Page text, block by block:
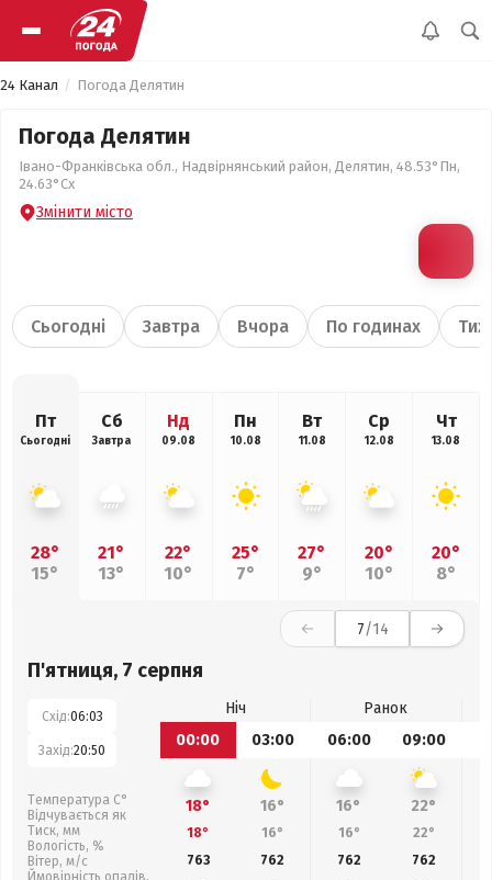
24 Канал Погода Делятин
Погода Делятин
Івано-Франківська обл., Надвірнянський район, Делятин, 48.53°Пн,
24.63°Сх
Змінити місто
Сьогодні Завтра Вчора По годинах
Пт
Сьогодні
28°
15°
Сб
Завтра
21°
13°
Нд
09.08
22°
10°
Пн
10.08
25°
7°
Вт
11.08
27°
9°
Ср
12.08
20°
10°
Чт
13.08
20°
8°
7/14
П'ятниця, 7 серпня
Схід:06:03
Захід:20:50
Температура С°
Відчувається як
Тиск, мм
Вологість, %
Вітер, м/с
Ймовірність опадів,
Ніч
Ранок
00:00
03:00 06:00 09:00
18° 16° 16° 22°
18° 16° 16° 22°
763
762 762 762